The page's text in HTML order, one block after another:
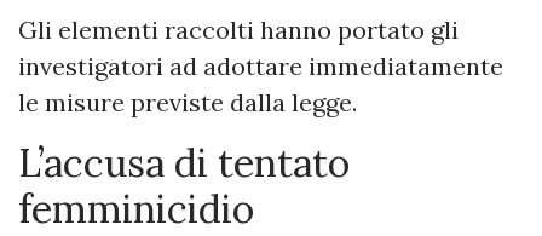
Gli elementi raccolti hanno portato gli
investigatori ad adottare immediatamente
le misure previste dalla legge.
L’accusa di tentato
femminicidio